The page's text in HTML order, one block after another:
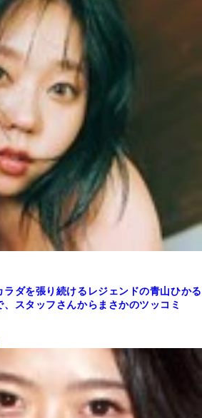
ラダを張り続けるレジェンドの青山ひかる
、スタッフさんからまさかのツッコミ